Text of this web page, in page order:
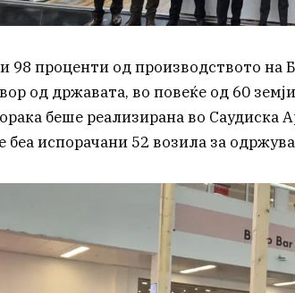
98 проценти од производството на
од државата, во повеќе од 60
беше реализирана во Саудиска
беа испорачани 52 возила за